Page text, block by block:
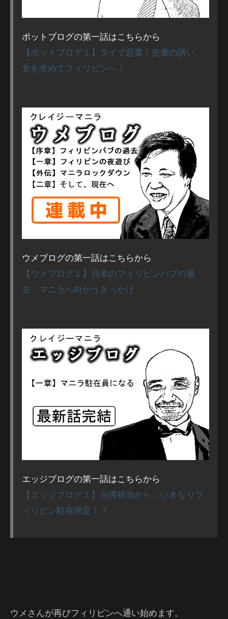
ポットブログの第一話はこちらから
【ポットブログ１】タイで起業！先輩の誘い、
女を求めてフィリピンへ！
ウメブログの第一話はこちらから
【ウメブログ１】日本のフィリピンパブの過
去、マニラへ向かうきっかけ
エッジブログの第一話はこちらから
【エッジブログ１】台湾担当から、いきなりフ
ィリピン駐在決定！？
ウメさんが再びフィリピンへ通い始めます。